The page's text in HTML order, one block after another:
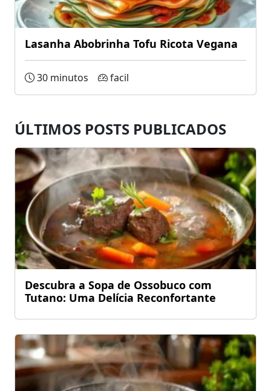
Lasanha Abobrinha Tofu Ricota Vegana
30 minutos facil
ÚLTIMOS POSTS PUBLICADOS
Descubra a Sopa de Ossobuco com
Tutano: Uma Delícia Reconfortante